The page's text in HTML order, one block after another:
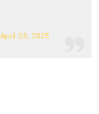
April 23, 2025